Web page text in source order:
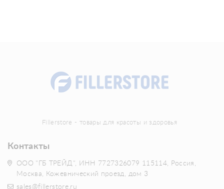
Fillerstore - товары для красоты и здоровья
Контакты
ООО "ГБ ТРЕЙД", ИНН 7727326079 115114, Россия,
Москва, Кожевнический проезд, дом 3
sales@fillerstore.ru